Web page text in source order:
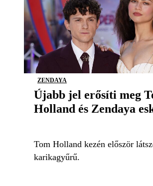
ZENDAYA
Újabb jel erősíti meg
Holland és Zendaya
Tom Holland kezén először
karikagyűrű.